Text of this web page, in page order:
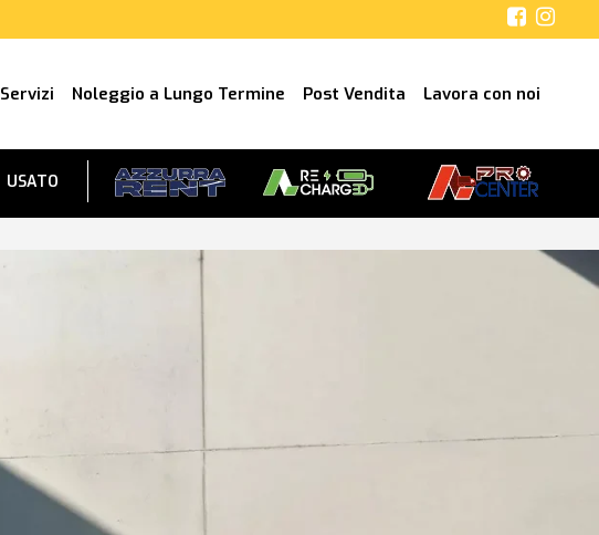
Servizi Noleggio a Lungo Termine Post Vendita Lavora con noi
USATO